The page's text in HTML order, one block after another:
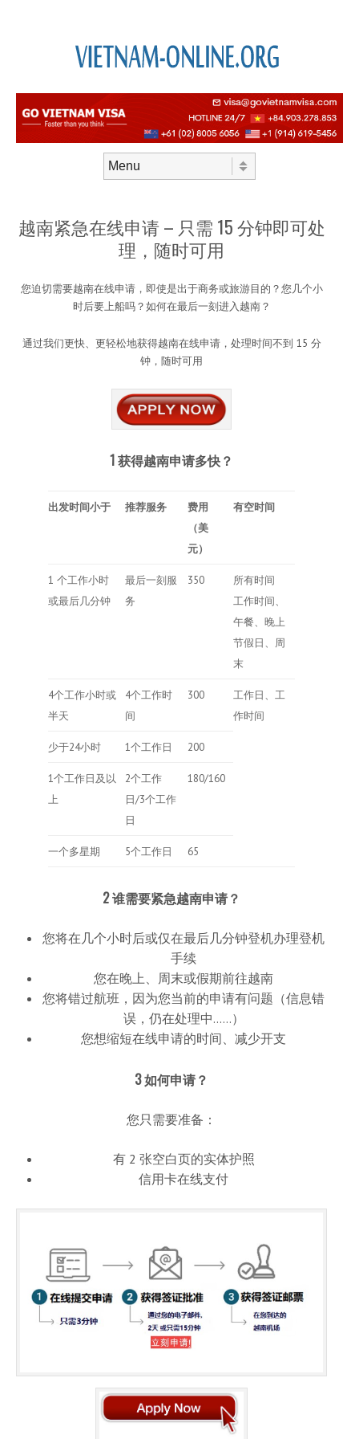
越南紧急在线申请 – 只需 15 分钟即可处
理，随时可用
您迫切需要越南在线申请，即使是出于商务或旅游目的？您几个小
时后要上船吗？如何在最后一刻进入越南？
通过我们更快、更轻松地获得越南在线申请，处理时间不到 15 分
钟，随时可用
1 获得越南申请多快？
出发时间小于 推荐服务
费用
（美
元）
有空时间
1 个工作小时
或最后几分钟
最后一刻服
务
350
所有时间
工作时间、
午餐、晚上
节假日、周
末
4个工作小时或
半天
4个工作时
间
300
工作日、工
作时间
少于24小时 1个工作日 200
1个工作日及以
上
2个工作
日/3个工作
日
180/160
一个多星期 5个工作日 65
2 谁需要紧急越南申请？
您将在几个小时后或仅在最后几分钟登机办理登机
手续
您在晚上、周末或假期前往越南
您将错过航班，因为您当前的申请有问题（信息错
误，仍在处理中……）
您想缩短在线申请的时间、减少开支
3 如何申请？
您只需要准备：
有 2 张空白页的实体护照
信用卡在线支付